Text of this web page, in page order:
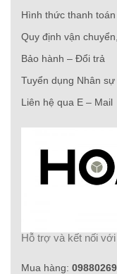
Hình thức thanh toán
Quy định vận
Bảo hành – Đổi trả
Tuyển dụng Nhân sự
Liên hệ qua E – Mail
Hỗ trợ và kết nối
Mua hàng: